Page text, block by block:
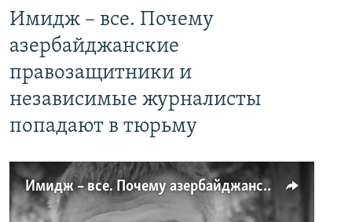
Имидж – все. Почему
азербайджанские
правозащитники и
независимые журналисты
попадают в тюрьму
Имидж – все. Почему азербайджанские правозащитники и независимые журналисты попадают в тюрьму